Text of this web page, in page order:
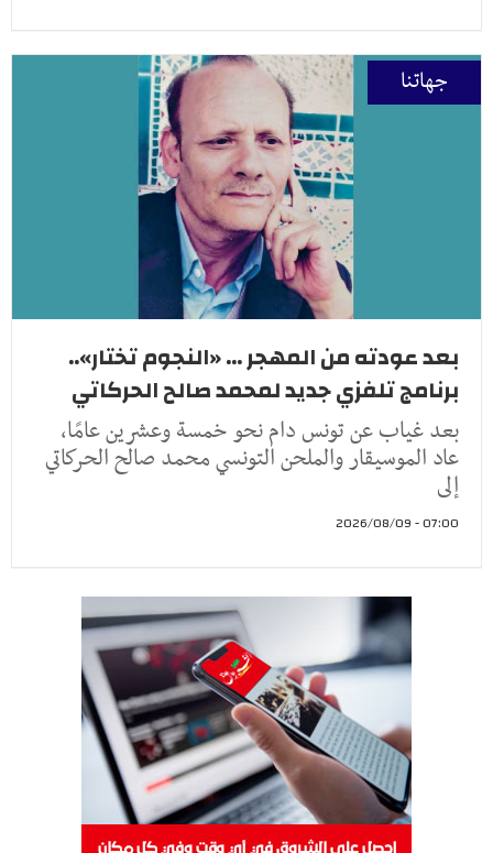
جهاتنا
بعد عودته من المهجر ... «النجوم تختار»..
برنامج تلفزي جديد لمحمد صالح الحركاتي
بعد غياب عن تونس دام نحو خمسة وعشرين عامًا،
عاد الموسيقار والملحن التونسي محمد صالح الحركاتي
إلى
07:00 - 2026/08/09